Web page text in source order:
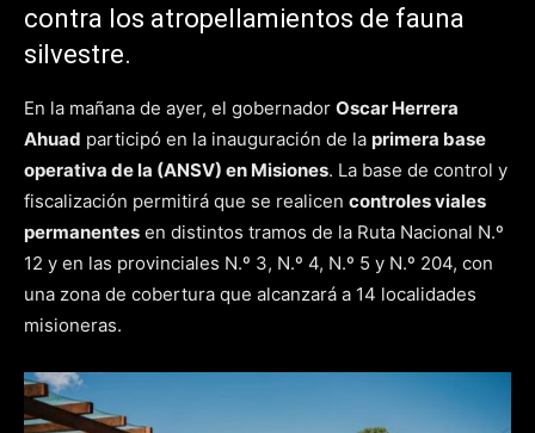
contra los atropellamientos de fauna
silvestre.
En la mañana de ayer, el gobernador Oscar Herrera
Ahuad participó en la inauguración de la primera base
operativa de la (ANSV) en Misiones. La base de control y
fiscalización permitirá que se realicen controles viales
permanentes en distintos tramos de la Ruta Nacional N.º
12 y en las provinciales N.º 3, N.º 4, N.º 5 y N.º 204, con
una zona de cobertura que alcanzará a 14 localidades
misioneras.